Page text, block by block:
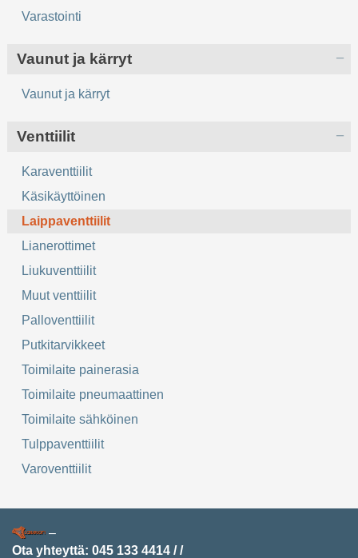
Varastointi
Vaunut ja kärryt
Vaunut ja kärryt
Venttiilit
Karaventtiilit
Käsikäyttöinen
Laippaventtiilit
Lianerottimet
Liukuventtiilit
Muut venttiilit
Palloventtiilit
Putkitarvikkeet
Toimilaite painerasia
Toimilaite pneumaattinen
Toimilaite sähköinen
Tulppaventtiilit
Varoventtiilit
–
Ota yhteyttä: 045 133 4414 //